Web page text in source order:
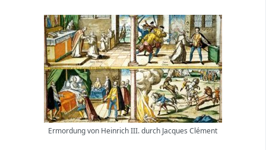
Ermordung von Heinrich III. durch Jacques Clément